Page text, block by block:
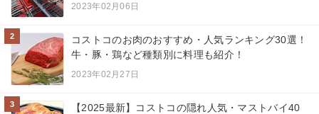
2023年02月06日
2
コストコのお肉のおすすめ・人気ランキング30選！
牛・豚・鶏など種類別に料理も紹介！
2023年02月27日
3
【2025最新】コストコの隠れ人気・マストバイ40